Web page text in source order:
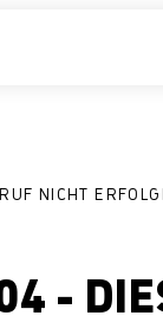
NICHT
-